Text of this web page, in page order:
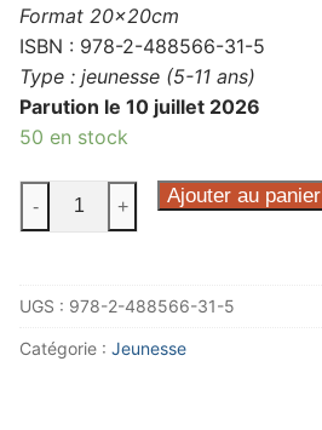
Format 20x20cm
ISBN : 978-2-488566-31-5
Type : jeunesse (5-11 ans)
Parution le 10 juillet 2026
50 en stock
quantité
de
la
gemme
- + Ajouter au panier
UGS : 978-2-488566-31-5
Catégorie : Jeunesse